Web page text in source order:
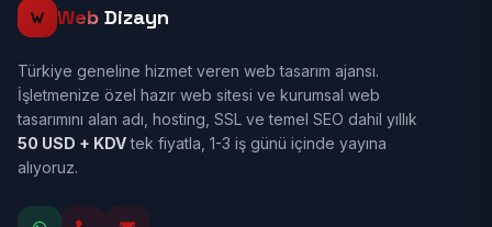
Web Dizayn
Türkiye geneline hizmet veren web tasarım ajansı.
İşletmenize özel hazır web sitesi ve kurumsal web
tasarımını alan adı, hosting, SSL ve temel SEO dahil yıllık
50 USD + KDVtek fiyatla, 1-3 iş günü içinde yayına
alıyoruz.